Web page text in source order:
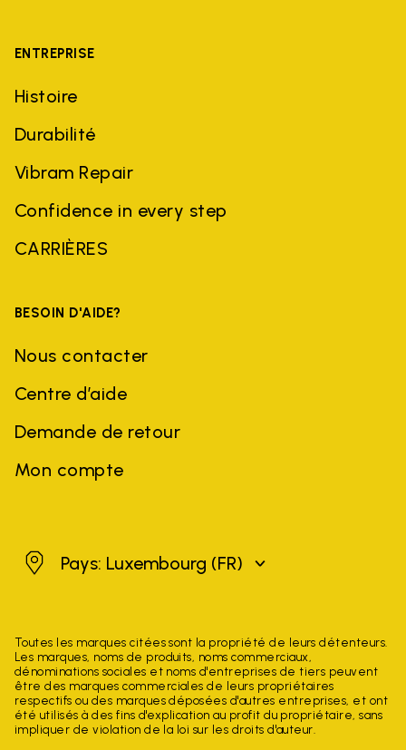
ENTREPRISE
Histoire
Durabilité
Vibram Repair
Confidence in every step
CARRIÈRES
BESOIN D'AIDE?
Nous contacter
Centre d’aide
Demande de retour
Mon compte
Luxembourg
Pays: Luxembourg (FR)
Toutes les marques citées sont la propriété de leurs détenteurs.
Les marques, noms de produits, noms commerciaux,
dénominations sociales et noms d'entreprises de tiers peuvent
être des marques commerciales de leurs propriétaires
respectifs ou des marques déposées d'autres entreprises, et ont
été utilisés à des fins d'explication au profit du propriétaire, sans
impliquer de violation de la loi sur les droits d'auteur.